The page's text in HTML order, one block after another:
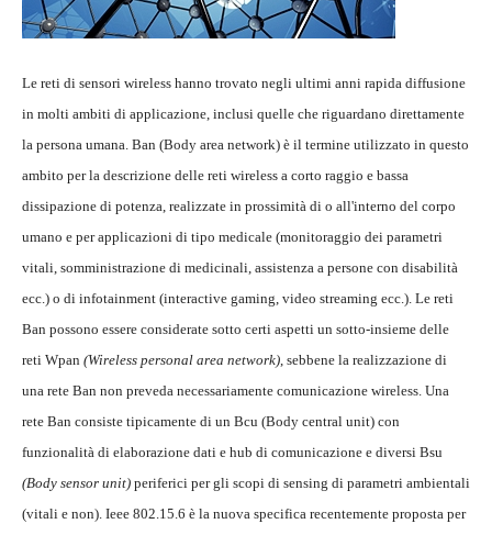
Le reti di sensori wireless hanno trovato negli ultimi anni rapida diffusione
in molti ambiti di applicazione, inclusi quelle che riguardano direttamente
la persona umana. Ban (Body area network) è il termine utilizzato in questo
ambito per la descrizione delle reti wireless a corto raggio e bassa
dissipazione di potenza, realizzate in prossimità di o all'interno del corpo
umano e per applicazioni di tipo medicale (monitoraggio dei parametri
vitali, somministrazione di medicinali, assistenza a persone con disabilità
ecc.) o di infotainment (interactive gaming, video streaming ecc.). Le reti
Ban possono essere considerate sotto certi aspetti un sotto-insieme delle
reti Wpan (Wireless personal area network), sebbene la realizzazione di
una rete Ban non preveda necessariamente comunicazione wireless. Una
rete Ban consiste tipicamente di un Bcu (Body central unit) con
funzionalità di elaborazione dati e hub di comunicazione e diversi Bsu
(Body sensor unit) periferici per gli scopi di sensing di parametri ambientali
(vitali e non). Ieee 802.15.6 è la nuova specifica recentemente proposta per